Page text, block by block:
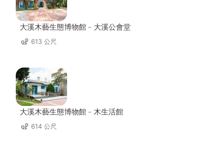
大溪木藝生態博物館﹣大溪公會堂
613 公尺
大溪木藝生態博物館﹣木生活館
614 公尺